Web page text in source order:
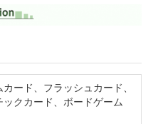
ード、フラッシュカード、
クカード、ボードゲーム